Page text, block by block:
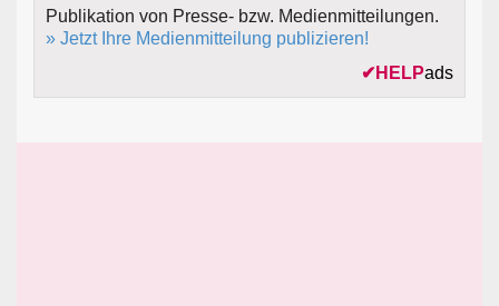
Publikation von Presse- bzw. Medienmitteilungen.
» Jetzt Ihre Medienmitteilung publizieren!
✔ HELPads